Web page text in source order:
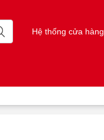
Hệ thống cửa hàng